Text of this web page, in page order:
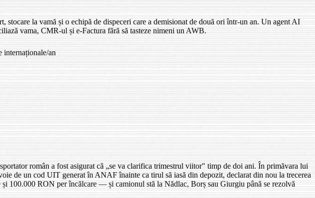
la vamă și o echipă de dispeceri care a demisionat de două ori într-un an. Un agent AI
vama, CMR-ul și e-Factura fără să tasteze nimeni un AWB.
internaționale/an
român a fost asigurat că „se va clarifica trimestrul viitor" timp de doi ani. În primăvara lui
de un cod UIT generat în ANAF înainte ca tirul să iasă din depozit, declarat din nou la trecerea
100.000 RON per încălcare — și camionul stă la Nădlac, Borș sau Giurgiu până se rezolvă